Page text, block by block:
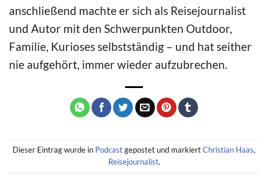
anschließend machte er sich als Reisejournalist
und Autor mit den Schwerpunkten Outdoor,
Familie, Kurioses selbstständig – und hat seither
nie aufgehört, immer wieder aufzubrechen.
Dieser Eintrag wurde in Podcastgepostet und markiertChristian Haas,
Reisejournalist.